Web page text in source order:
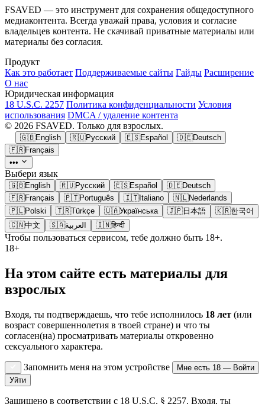
FSAVED — это инструмент для сохранения общедоступного
медиаконтента. Всегда уважай права, условия и согласие
владельцев контента. Не скачивай приватные материалы или
материалы без согласия.
Продукт
Как это работает Поддерживаемые сайты Гайды Расширение
О нас
Юридическая информация
18 U.S.C. 2257 Политика конфиденциальности Условия
использования DMCA / удаление контента
© 2026 FSAVED. Только для взрослых.
🇬🇧English 🇷🇺Русский 🇪🇸Español 🇩🇪Deutsch
🇫🇷Français
•••
Выбери язык
🇬🇧English 🇷🇺Русский 🇪🇸Español 🇩🇪Deutsch
🇫🇷Français 🇵🇹Português 🇮🇹Italiano 🇳🇱Nederlands
🇵🇱Polski 🇹🇷Türkçe 🇺🇦Українська 🇯🇵日本語 🇰🇷한국어
🇨🇳中文 🇸🇦العربية 🇮🇳हिन्दी
Чтобы пользоваться сервисом, тебе должно быть 18+.
18+
На этом сайте есть материалы для
взрослых
Входя, ты подтверждаешь, что тебе исполнилось 18 лет (или
возраст совершеннолетия в твоей стране) и что ты
согласен(на) просматривать материалы откровенно
сексуального характера.
Запомнить меня на этом устройстве
Мне есть 18 — Войти
Уйти
Защищено в соответствии с 18 U.S.C. § 2257. Входя, ты